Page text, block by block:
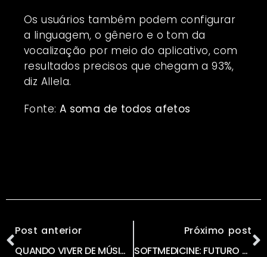
Os usuários também podem configurar
a linguagem, o gênero e o tom da
vocalização por meio do aplicativo, com
resultados precisos que chegam a 93%,
diz Allela.
Fonte: A soma de todos afetos
Post anterior
QUANDO VIVER DE MÚSICA, FOI TAMBÉM VIVER DE TECNOLOGIA por HENRIQUE PORTUGAL
Próximo post
SOFTMEDICINE: FUTURO da MEDICINA ou MEDICINA do FUTURO? Por Katryn Ribeiro